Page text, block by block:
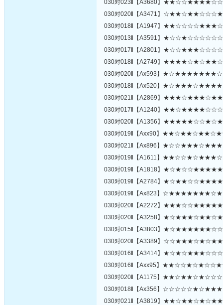
030对023‖【A3680】
030对020‖【A3471】
030对018‖【A1947】
030对013‖【A3591】
030对017‖【A2801】
030对018‖【A2749】
030对020‖【Ax593】
030对018‖【Ax520】
030对021‖【A2869】
030对017‖【A1240】
030对020‖【A1356】
030对019‖【Axx90】
030对021‖【Ax896】
030对019‖【A1611】
030对019‖【A1818】
030对019‖【A2784】
030对019‖【Ax823】
030对020‖【A2272】
030对020‖【A3258】
030对015‖【A3803】
030对020‖【A3389】
030对016‖【A3414】
030对016‖【Axx95】
030对020‖【A1175】
030对018‖【Ax356】
030对021‖【A3819】